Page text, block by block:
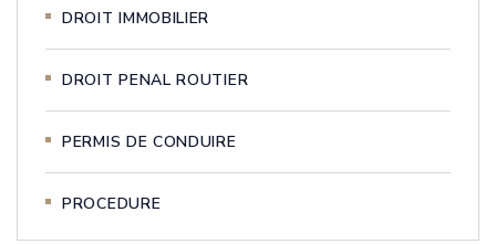
DROIT IMMOBILIER
DROIT PENAL ROUTIER
PERMIS DE CONDUIRE
PROCEDURE